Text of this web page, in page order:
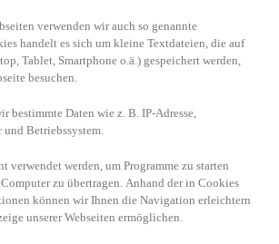
verwenden wir auch so genannte
handelt es sich um kleine Textdateien, die auf
Tablet, Smartphone o.ä.) gespeichert werden,
besuchen.
bestimmte Daten wie z. B. IP-Adresse,
Betriebssystem.
verwendet werden, um Programme zu starten
zu übertragen. Anhand der in Cookies
können wir Ihnen die Navigation erleichtern
unserer Webseiten ermöglichen.